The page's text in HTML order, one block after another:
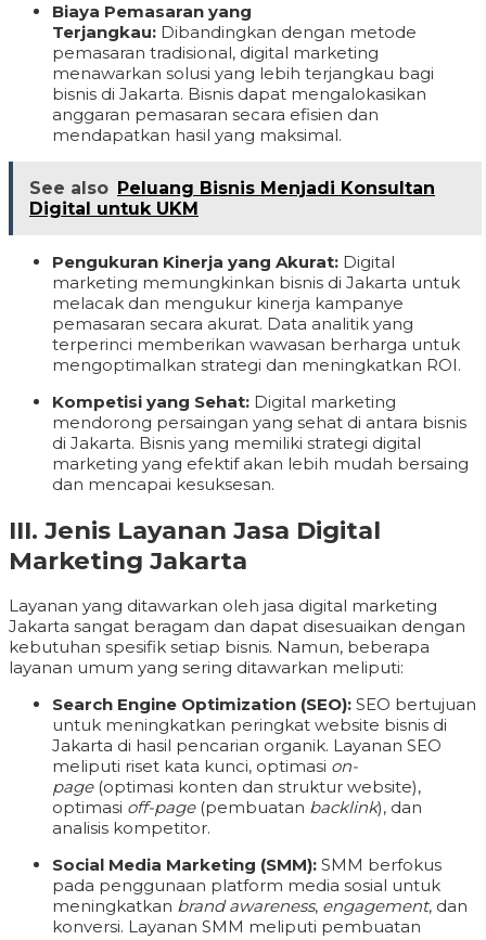
Biaya Pemasaran yang
Terjangkau: Dibandingkan dengan metode
pemasaran tradisional, digital marketing
menawarkan solusi yang lebih terjangkau bagi
bisnis di Jakarta. Bisnis dapat mengalokasikan
anggaran pemasaran secara efisien dan
mendapatkan hasil yang maksimal.
See also Peluang Bisnis Menjadi Konsultan
Digital untuk UKM
Pengukuran Kinerja yang Akurat: Digital
marketing memungkinkan bisnis di Jakarta untuk
melacak dan mengukur kinerja kampanye
pemasaran secara akurat. Data analitik yang
terperinci memberikan wawasan berharga untuk
mengoptimalkan strategi dan meningkatkan ROI.
Kompetisi yang Sehat: Digital marketing
mendorong persaingan yang sehat di antara bisnis
di Jakarta. Bisnis yang memiliki strategi digital
marketing yang efektif akan lebih mudah bersaing
dan mencapai kesuksesan.
III. Jenis Layanan Jasa Digital
Marketing Jakarta
Layanan yang ditawarkan oleh jasa digital marketing
Jakarta sangat beragam dan dapat disesuaikan dengan
kebutuhan spesifik setiap bisnis. Namun, beberapa
layanan umum yang sering ditawarkan meliputi:
Search Engine Optimization (SEO): SEO bertujuan
untuk meningkatkan peringkat website bisnis di
Jakarta di hasil pencarian organik. Layanan SEO
meliputi riset kata kunci, optimasi on-
page(optimasi konten dan struktur website),
optimasi off-page(pembuatan backlink), dan
analisis kompetitor.
Social Media Marketing (SMM): SMM berfokus
pada penggunaan platform media sosial untuk
meningkatkan brand awareness, engagement, dan
konversi. Layanan SMM meliputi pembuatan